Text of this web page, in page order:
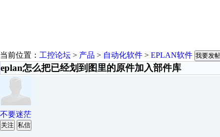
当前位置： 工控论坛 > 产品 > 自动化软件 > EPLAN软件 我要发
eplan怎么把已经划到图里的原件加入部件库
不要迷茫
关注 私信